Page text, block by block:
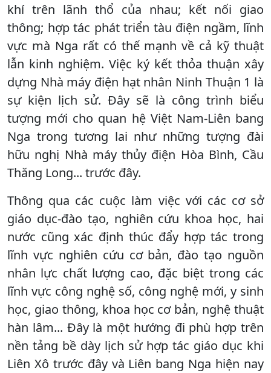
khí trên lãnh thổ của nhau; kết nối giao
thông; hợp tác phát triển tàu điện ngầm, lĩnh
vực mà Nga rất có thế mạnh về cả kỹ thuật
lẫn kinh nghiệm. Việc ký kết thỏa thuận xây
dựng Nhà máy điện hạt nhân Ninh Thuận 1 là
sự kiện lịch sử. Đây sẽ là công trình biểu
tượng mới cho quan hệ Việt Nam-Liên bang
Nga trong tương lai như những tượng đài
hữu nghị Nhà máy thủy điện Hòa Bình, Cầu
Thăng Long... trước đây.
Thông qua các cuộc làm việc với các cơ sở
giáo dục-đào tạo, nghiên cứu khoa học, hai
nước cũng xác định thúc đẩy hợp tác trong
lĩnh vực nghiên cứu cơ bản, đào tạo nguồn
nhân lực chất lượng cao, đặc biệt trong các
lĩnh vực công nghệ số, công nghệ mới, y sinh
học, giao thông, khoa học cơ bản, nghệ thuật
hàn lâm... Đây là một hướng đi phù hợp trên
nền tảng bề dày lịch sử hợp tác giáo dục khi
Liên Xô trước đây và Liên bang Nga hiện nay